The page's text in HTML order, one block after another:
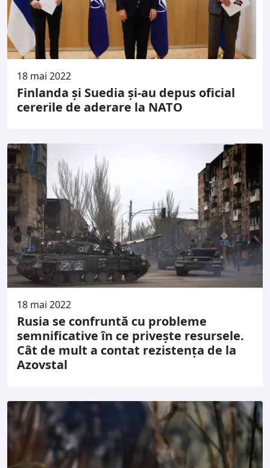
18 mai 2022
Finlanda și Suedia și-au depus oficial
cererile de aderare la NATO
18 mai 2022
Rusia se confruntă cu probleme
semnificative în ce privește resursele.
Cât de mult a contat rezistența de la
Azovstal